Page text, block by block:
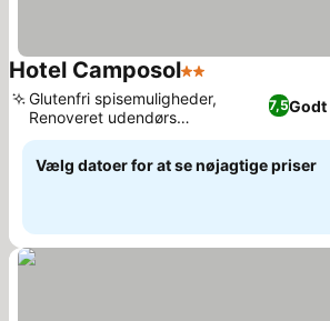
Hotel Camposol2 Stjerner
7,5Godt
Glutenfri spisemuligheder,
Renoveret udendørs
swimmingpool
Vælg datoer for at se nøjagtige priser